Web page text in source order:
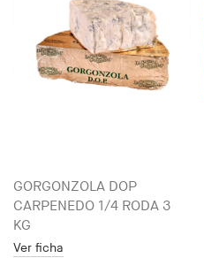
GORGONZOLA DOP
CARPENEDO 1/4 RODA 3
KG
Ver ficha